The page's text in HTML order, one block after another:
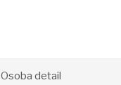
Osoba detail